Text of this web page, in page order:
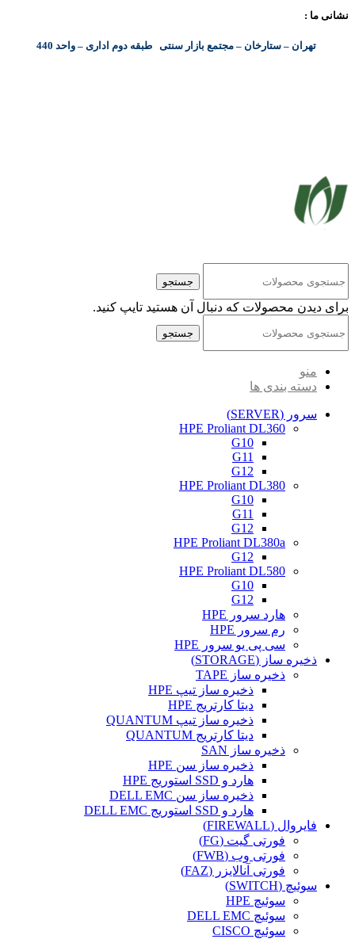
نشانی ما :
تهران – ستارخان – مجتمع بازار سنتی طبقه دوم اداری – واحد 440
جستجو
برای دیدن محصولات که دنبال آن هستید تایپ کنید.
جستجو
منو
دسته بندی ها
سرور (SERVER)
HPE Proliant DL360
G10
G11
G12
HPE Proliant DL380
G10
G11
G12
HPE Proliant DL380a
G12
HPE Proliant DL580
G10
G12
هارد سرور HPE
رم سرور HPE
سی پی یو سرور HPE
ذخیره ساز (STORAGE)
ذخیره ساز TAPE
ذخیره ساز تیپ HPE
دیتا کارتریج HPE
ذخیره ساز تیپ QUANTUM
دیتا کارتریج QUANTUM
ذخیره ساز SAN
ذخیره ساز سن HPE
هارد و SSD استوریج HPE
ذخیره ساز سن DELL EMC
هارد و SSD استوریج DELL EMC
فایروال (FIREWALL)
فورتی گیت (FG)
فورتی وب (FWB)
فورتی آنالایزر (FAZ)
سوئیچ (SWITCH)
سوئیچ HPE
سوئیچ DELL EMC
سوئیچ CISCO